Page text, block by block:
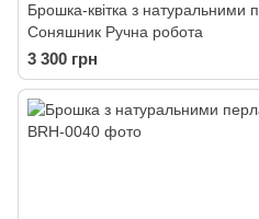
Брошка-квітка з
Соняшник Ручна робота
3 300 грн